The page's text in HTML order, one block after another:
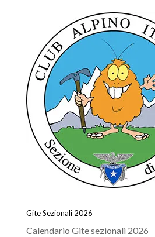
Gite Sezionali 2026
Calendario Gite sezionali 2026